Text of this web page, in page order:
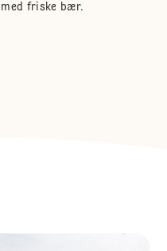
med friske bær.